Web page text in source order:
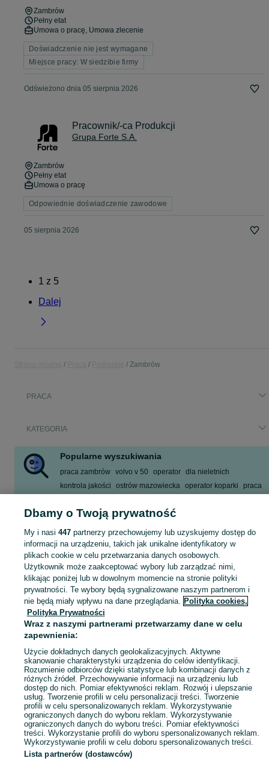
Zambrów
Pełny etat
Umowa o pracę, Umowa zlecenie
Doświadczenie nie jest wymagane
Miejsce pracy: W siedzibie firmy
Odświeżono dnia 05 sierpnia 2026
Pracownik/-ca Produkcji
Grupa Forte S.A.
Zambrów
Pełny etat
Umowa o pracę
Odpowiednie doświadczenie zawodowe
05 sierpnia 2026
1 z 5
Dalej
Zambrów
PRACA
KATEGORIA
Popularne wyszukiwania
praca zambrów volvo v 50 operator dla nieletnich
kontrola jakości
ostrów mazowiecka operator koparki praca
Szukasz nowej pracy? Pomożemy Ci zawodowo! Znajdź ofertę dla siebie w kategorii Praca na OLX - Zambrów i okolice! Zobacz
Mapa kategorii
Mapa miejscowości
Mapa ministron
Popularne wyszukiwania
Dbamy o Twoją prywatność
My i nasi 447partnerzy przechowujemy lub uzyskujemy dostęp do
informacji na urządzeniu, takich jak unikalne identyfikatory w
plikach cookie w celu przetwarzania danych osobowych.
Użytkownik może zaakceptować wybory lub zarządzać nimi,
klikając poniżej lub w dowolnym momencie na stronie polityki
prywatności. Te wybory będą sygnalizowane naszym partnerom i
nie będą miały wpływu na dane przeglądania. Polityka cookies,
Polityka Prywatności
Wraz z naszymi partnerami przetwarzamy dane w celu
zapewnienia:
Użycie dokładnych danych geolokalizacyjnych. Aktywne
skanowanie charakterystyki urządzenia do celów identyfikacji.
Rozumienie odbiorców dzięki statystyce lub kombinacji danych z
różnych źródeł. Przechowywanie informacji na urządzeniu lub
dostęp do nich. Pomiar efektywności reklam. Rozwój i ulepszanie
usług. Tworzenie profili w celu personalizacji treści. Tworzenie
profili w celu spersonalizowanych reklam. Wykorzystywanie
ograniczonych danych do wyboru reklam. Wykorzystywanie
ograniczonych danych do wyboru treści. Pomiar efektywności
treści. Wykorzystanie profili do wyboru spersonalizowanych reklam.
Wykorzystywanie profili w celu doboru spersonalizowanych treści.
Lista partnerów (dostawców)